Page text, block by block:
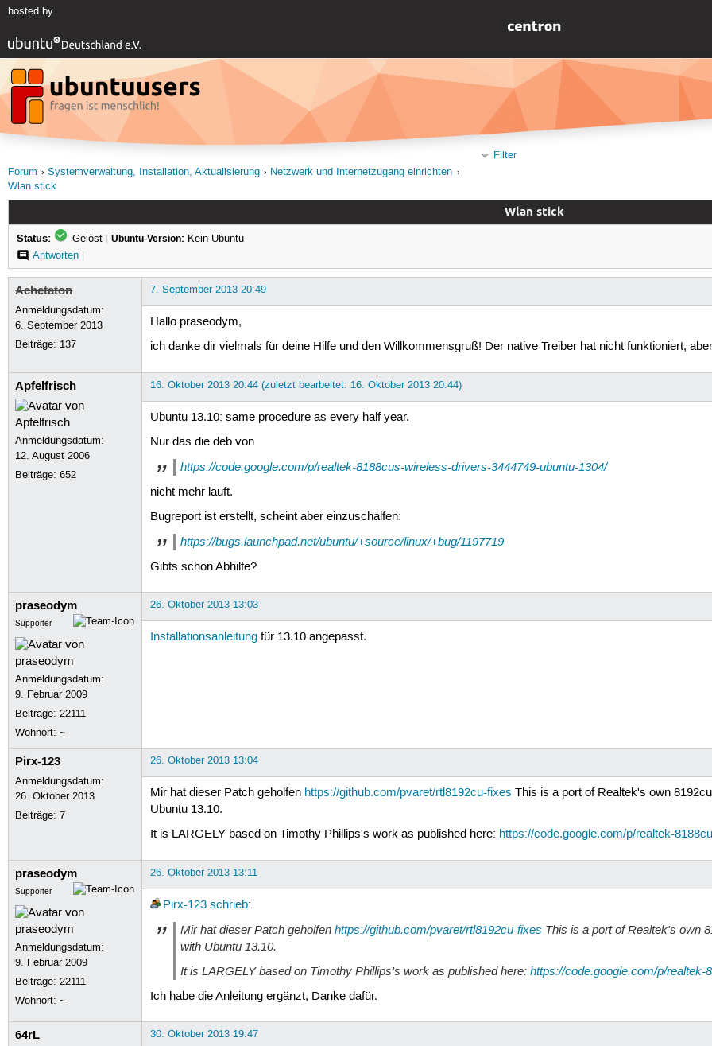
hosted by
Filter
Forum
Systemverwaltung, Installation, Aktualisierung
Netzwerk und Internetzugang einrichten
Wlan stick
Wlan stick
Status: Gelöst | Ubuntu-Version: Kein Ubuntu
Antworten|
Achetaton
Anmeldungsdatum:
6. September 2013
Beiträge: 137
7. September 2013 20:49
Hallo praseodym,
ich danke dir vielmals für deine Hilfe und den Willkommensgruß! Der native Treiber hat nicht funktioniert,
Apfelfrisch
Anmeldungsdatum:
12. August 2006
Beiträge:652
16. Oktober 2013 20:44 (zuletzt bearbeitet: 16. Oktober 2013 20:44)
Ubuntu 13.10: same procedure as every half year.
Nur das die deb von
https://code.google.com/p/realtek-8188cus-wireless-drivers-3444749-ubuntu-1304/
nicht mehr läuft.
Bugreport ist erstellt, scheint aber einzuschalfen:
https://bugs.launchpad.net/ubuntu/+source/linux/+bug/1197719
Gibts schon Abhilfe?
praseodym
Supporter
Anmeldungsdatum:
9. Februar 2009
Beiträge:22111
Wohnort: ~
26. Oktober 2013 13:03
Installationsanleitungfür 13.10 angepasst.
Pirx-123
Anmeldungsdatum:
26. Oktober 2013
Beiträge:7
26. Oktober 2013 13:04
Mir hat dieser Patch geholfen https://github.com/pvaret/rtl8192cu-fixes This is a port of Realtek's own
Ubuntu 13.10.
It is LARGELY based on Timothy Phillips's work as published here: https://code.google.com/p/realtek-
praseodym
Supporter
Anmeldungsdatum:
9. Februar 2009
Beiträge:22111
Wohnort: ~
26. Oktober 2013 13:11
Pirx-123 schrieb:
Mir hat dieser Patch geholfen https://github.com/pvaret/rtl8192cu-fixes This is a port of Realtek's own
with Ubuntu 13.10.
It is LARGELY based on Timothy Phillips's work as published here: https://code.google.com/p/
Ich habe die Anleitung ergänzt, Danke dafür.
64rL 30. Oktober 2013 19:47